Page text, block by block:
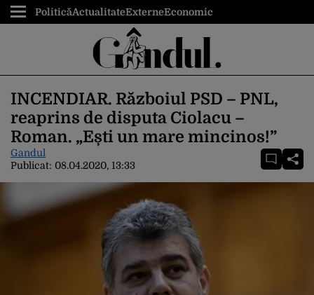
PoliticăActualitateExterneEconomic
INCENDIAR. Războiul PSD – PNL,
reaprins de disputa Ciolacu –
Roman. „Ești un mare mincinos!”
Gandul
Publicat: 08.04.2020, 13:33